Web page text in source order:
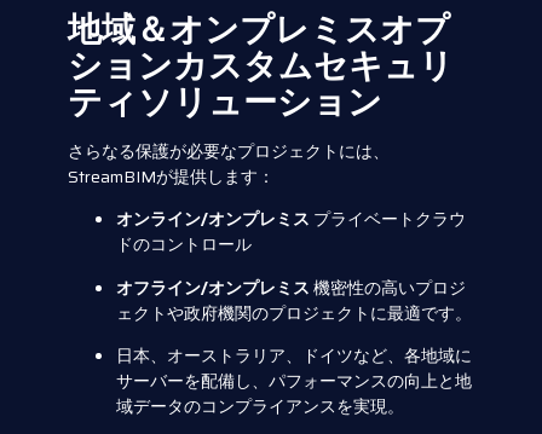
地域＆オンプレミスオプ
ションカスタムセキュリ
ティソリューション
さらなる保護が必要なプロジェクトには、
StreamBIMが提供します：
オンライン/オンプレミス プライベートクラウ
ドのコントロール
オフライン/オンプレミス機密性の高いプロジ
ェクトや政府機関のプロジェクトに最適です。
日本、オーストラリア、ドイツなど、各地域に
サーバーを配備し、パフォーマンスの向上と地
域データのコンプライアンスを実現。